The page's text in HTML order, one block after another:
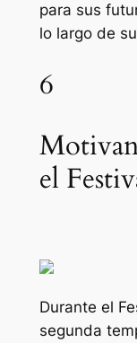
para sus
lo largo de
6
el
Durante el
segunda